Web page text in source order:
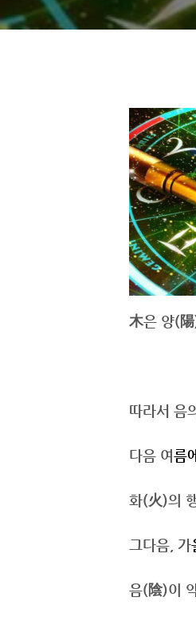
木은 양(
따라서 음
다음 여 름
화(火)의
그다음, 가
음(陰)이